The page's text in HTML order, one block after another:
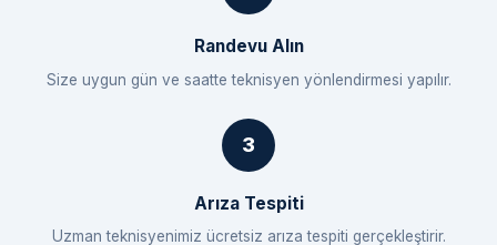
Randevu Alın
Size uygun gün ve saatte teknisyen yönlendirmesi yapılır.
Arıza Tespiti
Uzman teknisyenimiz ücretsiz arıza tespiti gerçekleştirir.